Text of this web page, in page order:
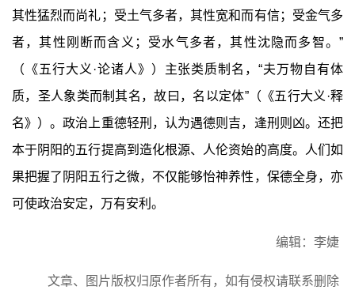
其性猛烈而尚礼；受土气多者，其性宽和而有信；受金气多
者，其性刚断而含义；受水气多者，其性沈隐而多智。”
（《五行大义·论诸人》）主张类质制名，“夫万物自有体
质，圣人象类而制其名，故曰，名以定体”（《五行大义·释
名》）。政治上重德轻刑，认为遇德则吉，逢刑则凶。还把
本于阴阳的五行提高到造化根源、人伦资始的高度。人们如
果把握了阴阳五行之微，不仅能够怡神养性，保德全身，亦
可使政治安定，万有安利。
编辑：李婕
文章、图片版权归原作者所有，如有侵权请联系删除